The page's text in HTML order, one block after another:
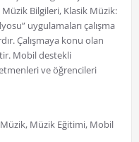
Bilgileri, Klasik Müzik:
uygulamaları çalışma
Çalışmaya konu olan
Mobil destekli
ve öğrencileri
Müzik Eğitimi, Mobil